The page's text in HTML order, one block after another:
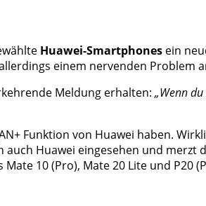
Huawei-Smartphones ein
einem nervenden Problem
Meldung erhalten: „Wenn
Funktion von Huawei haben.
Huawei eingesehen und
10 (Pro), Mate 20 Lite und P20